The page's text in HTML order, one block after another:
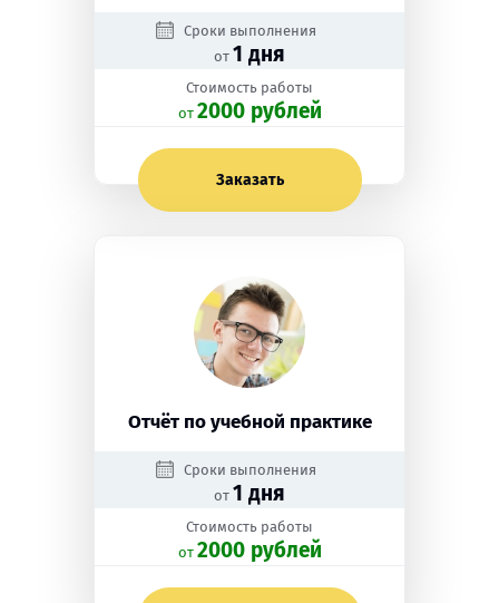
Сроки выполнения
от 1 дня
Стоимость работы
oт 2000 рублей
Заказать
Отчёт по учебной практике
Сроки выполнения
от 1 дня
Стоимость работы
oт 2000 рублей